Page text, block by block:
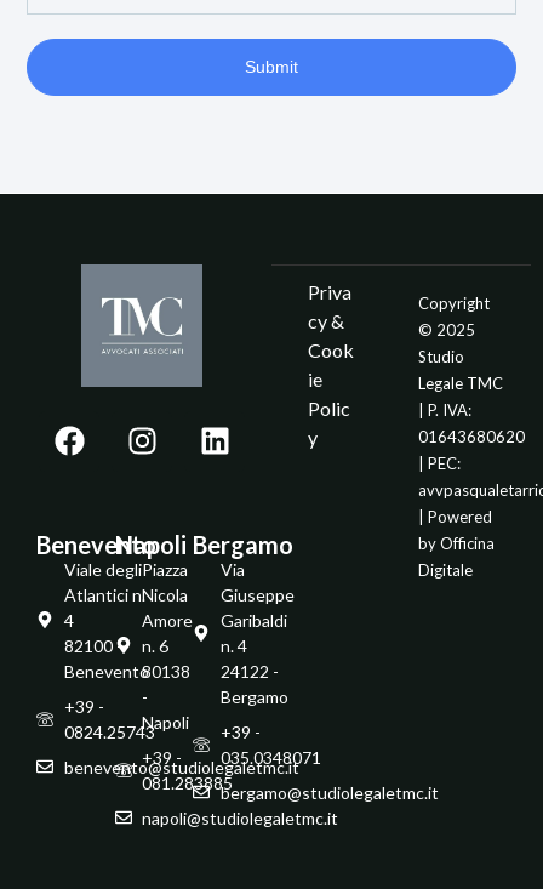
Submit
Benevento
Viale degli
Atlantici n.
4
82100 -
Benevento
+39 -
0824.25743
benevento@studiolegaletmc.it
Napoli
Piazza
Nicola
Amore
n. 6
80138
-
Napoli
+39 -
081.283885
napoli@studiolegaletmc.it
Bergamo
Via
Giuseppe
Garibaldi
n. 4
24122 -
Bergamo
+39 -
035.0348071
bergamo@studiolegaletmc.it
Priva
cy &
Cook
ie
Polic
y
Copyright
© 2025
Studio
Legale TMC
| P. IVA:
01643680620
| PEC:
| Powered
byOfficina
Digitale